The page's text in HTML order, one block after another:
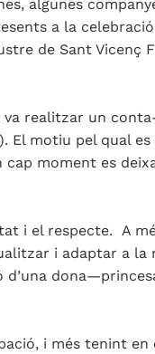
algunes
a la
de Sant Vicenç
realitzar un
El motiu pel qual
moment es
i el respecte. A
i adaptar a
d’una
i més tenint